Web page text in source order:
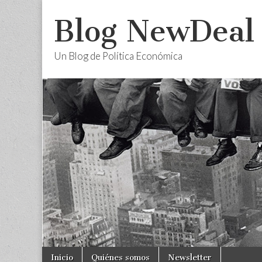
Blog NewDeal
Un Blog de Política Económica
Main
Skip
Inicio Quiénes somos Newsletter